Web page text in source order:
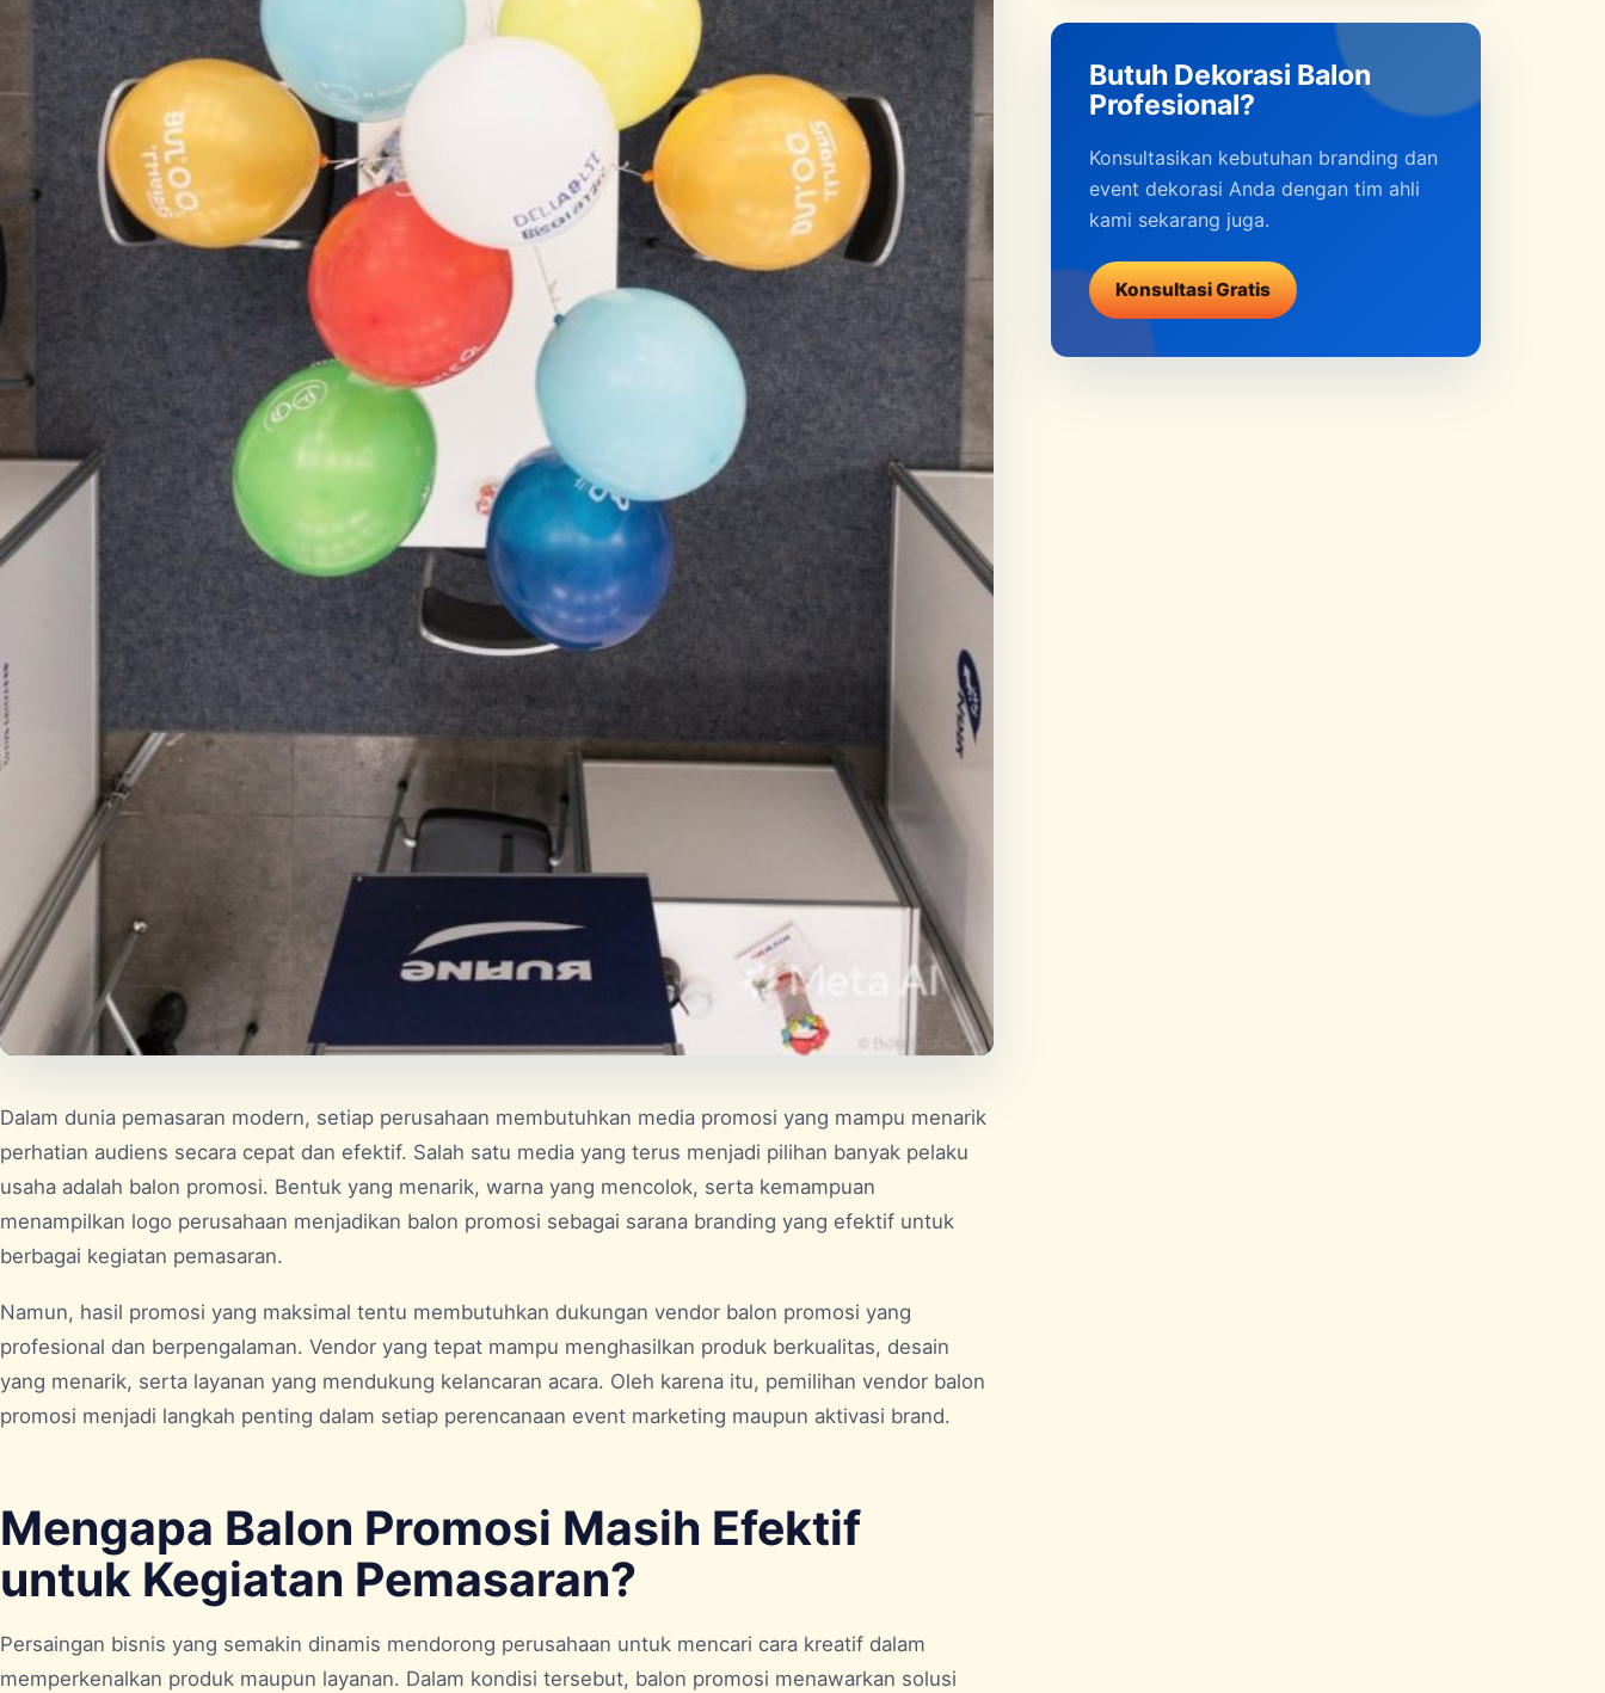
Dalam dunia pemasaran modern, setiap perusahaan membutuhkan media promosi yang mampu menarik
perhatian audiens secara cepat dan efektif. Salah satu media yang terus menjadi pilihan banyak pelaku
usaha adalah balon promosi. Bentuk yang menarik, warna yang mencolok, serta kemampuan
menampilkan logo perusahaan menjadikan balon promosi sebagai sarana branding yang efektif untuk
berbagai kegiatan pemasaran.
Namun, hasil promosi yang maksimal tentu membutuhkan dukungan vendor balon promosi yang
profesional dan berpengalaman. Vendor yang tepat mampu menghasilkan produk berkualitas, desain
yang menarik, serta layanan yang mendukung kelancaran acara. Oleh karena itu, pemilihan vendor balon
promosi menjadi langkah penting dalam setiap perencanaan event marketing maupun aktivasi brand.
Mengapa Balon Promosi Masih Efektif
untuk Kegiatan Pemasaran?
Persaingan bisnis yang semakin dinamis mendorong perusahaan untuk mencari cara kreatif dalam
memperkenalkan produk maupun layanan. Dalam kondisi tersebut, balon promosi menawarkan solusi
Butuh Dekorasi Balon
Profesional?
Konsultasikan kebutuhan branding dan
event dekorasi Anda dengan tim ahli
kami sekarang juga.
Konsultasi Gratis